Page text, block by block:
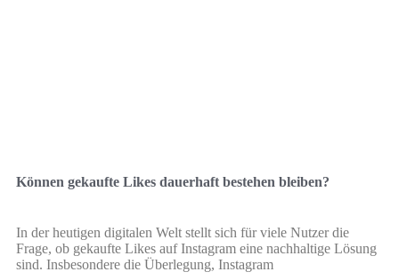
Können gekaufte Likes dauerhaft bestehen bleiben?
In der heutigen digitalen Welt stellt sich für viele Nutzer die
Frage, ob gekaufte Likes auf Instagram eine nachhaltige Lösung
sind. Insbesondere die Überlegung, Instagram